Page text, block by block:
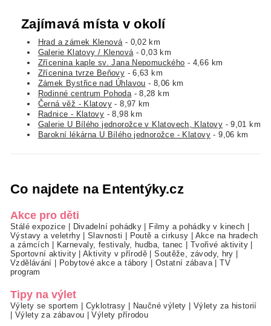
Zajímavá místa v okolí
Hrad a zámek Klenová - 0,02 km
Galerie Klatovy / Klenová - 0,03 km
Zřícenina kaple sv. Jana Nepomuckého - 4,66 km
Zřícenina tvrze Beňovy - 6,63 km
Zámek Bystřice nad Úhlavou - 8,06 km
Rodinné centrum Pohoda - 8,28 km
Černá věž - Klatovy - 8,97 km
Radnice - Klatovy - 8,98 km
Galerie U Bílého jednorožce v Klatovech, Klatovy - 9,01 km
Barokní lékárna U Bílého jednorožce - Klatovy - 9,06 km
Co najdete na Ententýky.cz
Akce pro děti
Stálé expozice Divadelní pohádky Filmy a pohádky v kinech
Výstavy a veletrhy|Slavnosti Poutě a cirkusy
Akce na hradech
a zámcích
Karnevaly, festivaly, hudba, tanec Tvořivé aktivity
Sportovní aktivity|Aktivity v přírodě |Soutěže, závody, hry
Vzdělávání
Pobytové akce a tábory Ostatní zábava|TV
program
Tipy na výlet
Výlety se sportem Cyklotrasy Naučné výlety
Výlety za historií
Výlety za zábavou |Výlety přírodou